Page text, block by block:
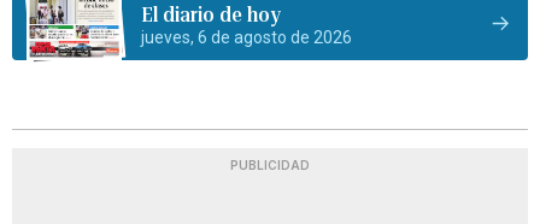
El diario de hoy
jueves, 6 de agosto de 2026
PUBLICIDAD